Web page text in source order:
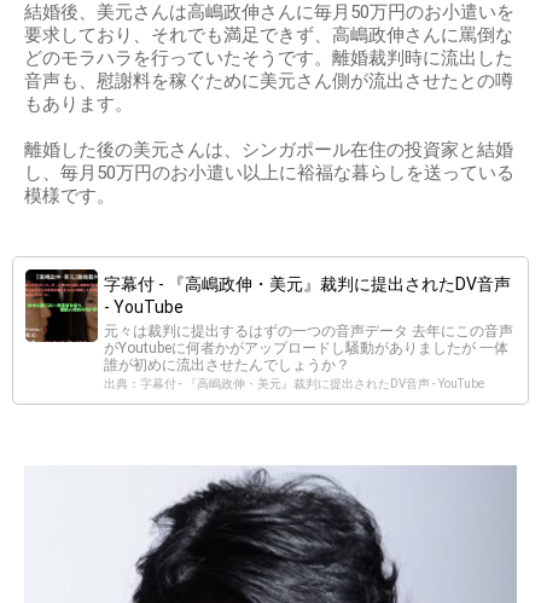
結婚後、美元さんは高嶋政伸さんに毎月50万円のお小遣いを
要求しており、それでも満足できず、高嶋政伸さんに罵倒な
どのモラハラを行っていたそうです。離婚裁判時に流出した
音声も、慰謝料を稼ぐために美元さん側が流出させたとの噂
もあります。
離婚した後の美元さんは、シンガポール在住の投資家と結婚
し、毎月50万円のお小遣い以上に裕福な暮らしを送っている
模様です。
字幕付 - 『高嶋政伸・美元』裁判に提出されたDV音声
- YouTube
元々は裁判に提出するはずの一つの音声データ 去年にこの音声
がYoutubeに何者かがアップロードし騒動がありましたが 一体
誰が初めに流出させたんでしょうか？
出典：字幕付 - 『高嶋政伸・美元』裁判に提出されたDV音声 - YouTube